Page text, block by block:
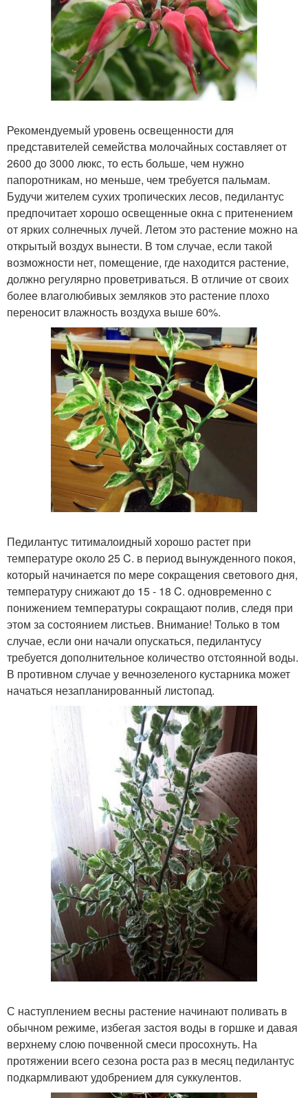
Рекомендуемый уровень освещенности для
представителей семейства молочайных составляет от
2600 до 3000 люкс, то есть больше, чем нужно
папоротникам, но меньше, чем требуется пальмам.
Будучи жителем сухих тропических лесов, педилантус
предпочитает хорошо освещенные окна с притенением
от ярких солнечных лучей. Летом это растение можно на
открытый воздух вынести. В том случае, если такой
возможности нет, помещение, где находится растение,
должно регулярно проветриваться. В отличие от своих
более влаголюбивых земляков это растение плохо
переносит влажность воздуха выше 60%.
Педилантус титималоидный хорошо растет при
температуре около 25 C. в период вынужденного покоя,
который начинается по мере сокращения светового дня,
температуру снижают до 15 - 18 C. одновременно с
понижением температуры сокращают полив, следя при
этом за состоянием листьев. Внимание! Только в том
случае, если они начали опускаться, педилантусу
требуется дополнительное количество отстоянной воды.
В противном случае у вечнозеленого кустарника может
начаться незапланированный листопад.
С наступлением весны растение начинают поливать в
обычном режиме, избегая застоя воды в горшке и давая
верхнему слою почвенной смеси просохнуть. На
протяжении всего сезона роста раз в месяц педилантус
подкармливают удобрением для суккулентов.